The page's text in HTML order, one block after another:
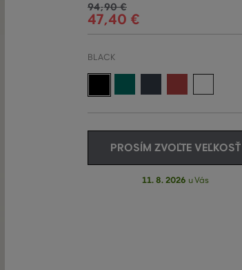
94,90 €
47,40 €
BLACK
PROSÍM ZVOĽTE VEĽKOSŤ
11. 8. 2026 u Vás